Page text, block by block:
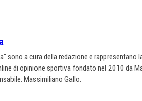
sono a cura della redazione e rappresentano
di opinione sportiva fondato nel 2010 da
Massimiliano Gallo.